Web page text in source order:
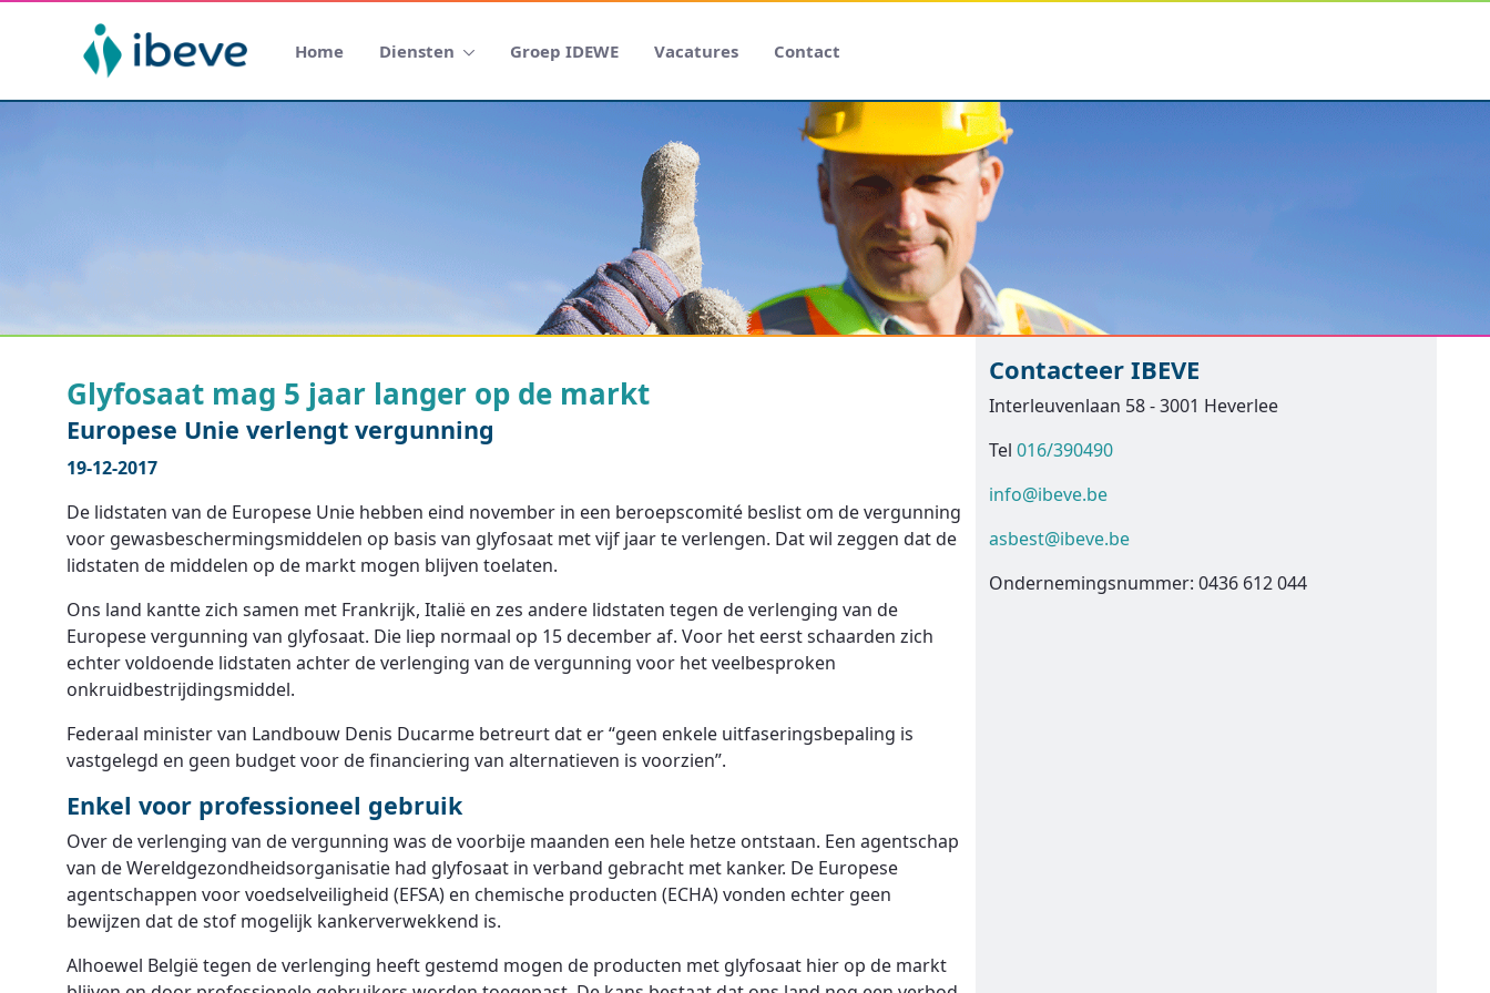
Home Diensten Groep IDEWE Vacatures Contact
Glyfosaat mag 5 jaar langer op de markt
Europese Unie verlengt vergunning
19-12-2017
De lidstaten van de Europese Unie hebben eind november in een beroepscomité beslist om de vergunning
voor gewasbeschermingsmiddelen op basis van glyfosaat met vijf jaar te verlengen. Dat wil zeggen dat de
lidstaten de middelen op de markt mogen blijven toelaten.
Ons land kantte zich samen met Frankrijk, Italië en zes andere lidstaten tegen de verlenging van de
Europese vergunning van glyfosaat. Die liep normaal op 15 december af. Voor het eerst schaarden zich
echter voldoende lidstaten achter de verlenging van de vergunning voor het veelbesproken
onkruidbestrijdingsmiddel.
Federaal minister van Landbouw Denis Ducarme betreurt dat er “geen enkele uitfaseringsbepaling is
vastgelegd en geen budget voor de financiering van alternatieven is voorzien”.
Enkel voor professioneel gebruik
Over de verlenging van de vergunning was de voorbije maanden een hele hetze ontstaan. Een agentschap
van de Wereldgezondheidsorganisatie had glyfosaat in verband gebracht met kanker. De Europese
agentschappen voor voedselveiligheid (EFSA) en chemische producten (ECHA) vonden echter geen
bewijzen dat de stof mogelijk kankerverwekkend is.
Alhoewel België tegen de verlenging heeft gestemd mogen de producten met glyfosaat hier op de markt
Contacteer IBEVE
Interleuvenlaan 58 - 3001 Heverlee
Tel 016/390490
info@ibeve.be
asbest@ibeve.be
Ondernemingsnummer: 0436 612 044